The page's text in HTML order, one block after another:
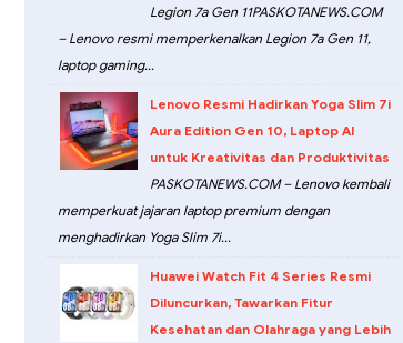
Legion 7a Gen 11PASKOTANEWS.COM
– Lenovo resmi memperkenalkan Legion 7a Gen 11,
laptop gaming...
Lenovo Resmi Hadirkan Yoga Slim 7i
Aura Edition Gen 10, Laptop AI
untuk Kreativitas dan Produktivitas
PASKOTANEWS.COM – Lenovo kembali
memperkuat jajaran laptop premium dengan
menghadirkan Yoga Slim 7i...
Huawei Watch Fit 4 Series Resmi
Diluncurkan, Tawarkan Fitur
Kesehatan dan Olahraga yang Lebih